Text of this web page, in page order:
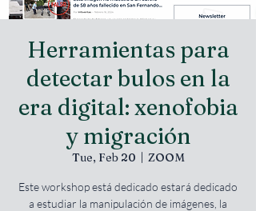
Herramientas para
detectar bulos en la
era digital: xenofobia
y migración
Tue, Feb 20
  |
ZOOM
Este workshop está dedicado estará dedicado
a estudiar la manipulación de imágenes, la